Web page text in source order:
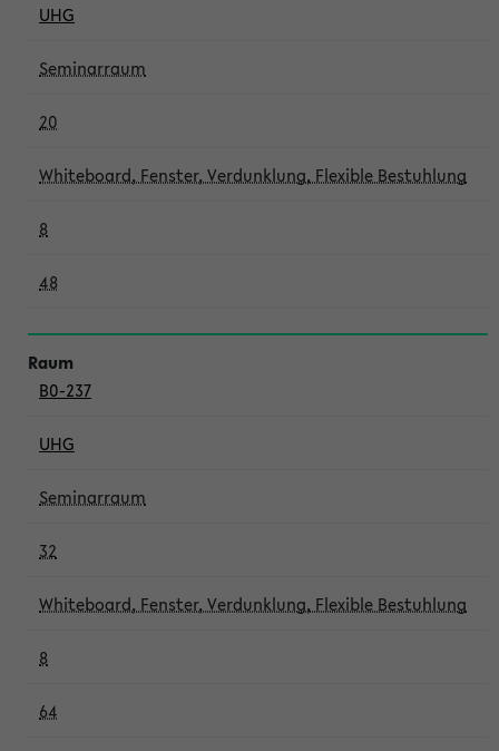
UHG
Seminarraum
20
Whiteboard, Fenster, Verdunklung, Flexible Bestuhlung
8
48
B0-237
UHG
Seminarraum
32
Whiteboard, Fenster, Verdunklung, Flexible Bestuhlung
8
64